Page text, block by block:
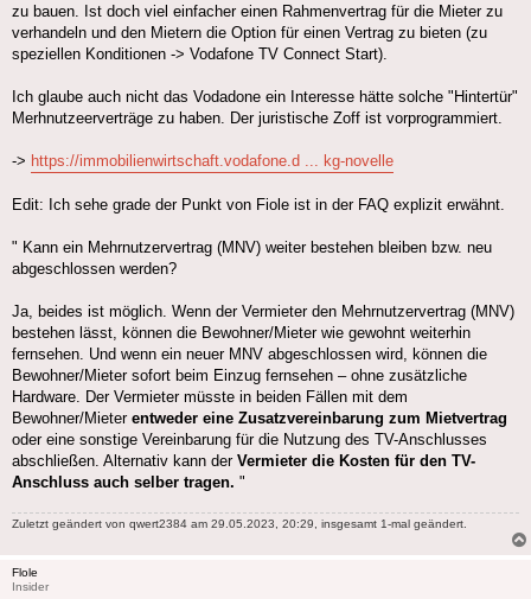
zu bauen. Ist doch viel einfacher einen Rahmenvertrag für die Mieter zu
verhandeln und den Mietern die Option für einen Vertrag zu bieten (zu
speziellen Konditionen -> Vodafone TV Connect Start).
Ich glaube auch nicht das Vodadone ein Interesse hätte solche "Hintertür"
Merhnutzeerverträge zu haben. Der juristische Zoff ist vorprogrammiert.
-> https://immobilienwirtschaft.vodafone.d ... kg-novelle
Edit: Ich sehe grade der Punkt von Fiole ist in der FAQ explizit erwähnt.
" Kann ein Mehrnutzervertrag (MNV) weiter bestehen bleiben bzw. neu
abgeschlossen werden?
Ja, beides ist möglich. Wenn der Vermieter den Mehrnutzervertrag (MNV)
bestehen lässt, können die Bewohner/Mieter wie gewohnt weiterhin
fernsehen. Und wenn ein neuer MNV abgeschlossen wird, können die
Bewohner/Mieter sofort beim Einzug fernsehen – ohne zusätzliche
Hardware. Der Vermieter müsste in beiden Fällen mit dem
Bewohner/Mieter entweder eine Zusatzvereinbarung zum Mietvertrag
oder eine sonstige Vereinbarung für die Nutzung des TV-Anschlusses
abschließen. Alternativ kann der Vermieter die Kosten für den TV-
Anschluss auch selber tragen. "
Zuletzt geändert von qwert2384 am 29.05.2023, 20:29, insgesamt 1-mal geändert.
Flole
Insider